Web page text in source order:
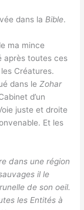
dans la Bible.
ma mince
après toutes ces
Créatures.
dans le Zohar
d’un
juste et droite
Et les
dans une région
il le
de son oeil.
les Entités à